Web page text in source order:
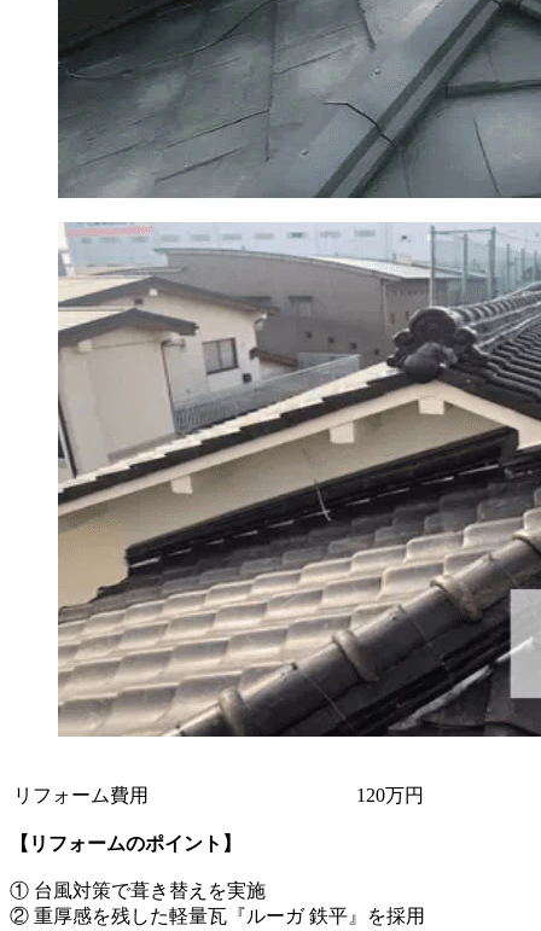
リフォーム費用 120万円
【リフォームのポイント】
① 台風対策で葺き替えを実施
② 重厚感を残した軽量瓦『ルーガ 鉄平』を採用